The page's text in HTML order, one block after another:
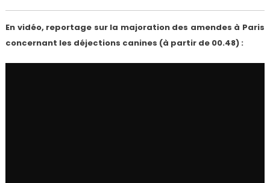
En vidéo, reportage sur la majoration des amendes à Paris
concernant les déjections canines (à partir de 00.48) :